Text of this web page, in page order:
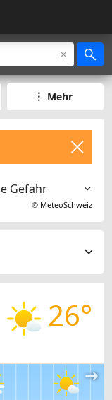
Mehr
Gefahr
© MeteoSchweiz
26°